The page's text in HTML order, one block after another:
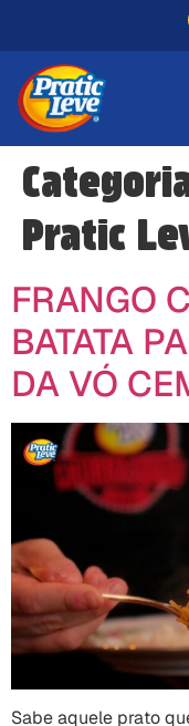
Pratic
FRANGO
BATATA
DA VÓ
Sabe aquele prato